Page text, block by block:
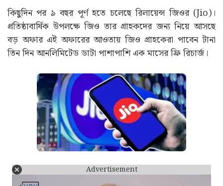
কিছুদিন পর ৯ বছর পূর্ণ হতে চলেছে রিলায়েন্স জিওর (Jio)।
প্রতিষ্ঠাবার্ষিক উপলক্ষে জিও তার গ্রাহকদের জন্য নিয়ে আসছে
বড় অফার এই অফারের আওতায় জিও গ্রাহকেরা পাবেন টানা
তিন দিন আনলিমিটেড ডাটা পাশাপাশি এক মাসের ফ্রি রিচার্জ।
Advertisement